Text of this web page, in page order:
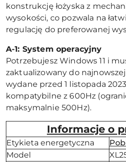
konstrukcję łożyska z
wysokości, co pozwala na
regulację do preferowanej
A-1: System operacyjny
Potrzebujesz Windows 11 i
zaktualizowany do
wydane przed 1 listopada
kompatybilne z 600Hz
maksymalnie 500Hz).
Informacje o
Etykieta energetyczna
Model